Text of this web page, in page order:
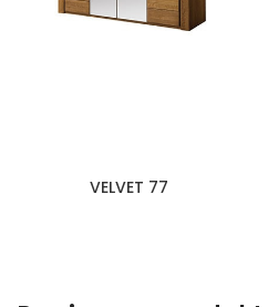
VELVET 77